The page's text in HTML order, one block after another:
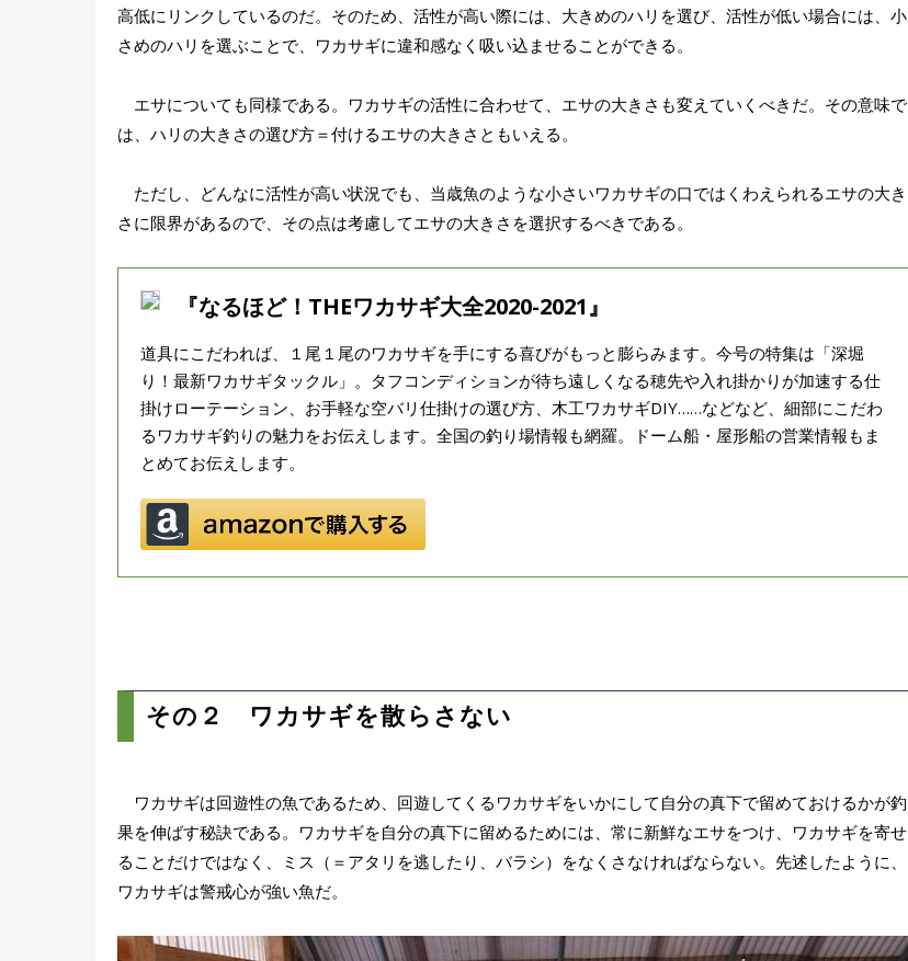
高低にリンクしているのだ。そのため、活性が高い際には、大きめのハリを選び、活性が低い場合には、小
さめのハリを選ぶことで、ワカサギに違和感なく吸い込ませることができる。
エサについても同様である。ワカサギの活性に合わせて、エサの大きさも変えていくべきだ。その意味で
は、ハリの大きさの選び方＝付けるエサの大きさともいえる。
ただし、どんなに活性が高い状況でも、当歳魚のような小さいワカサギの口ではくわえられるエサの大き
さに限界があるので、その点は考慮してエサの大きさを選択するべきである。
『なるほど！THEワカサギ大全2020-2021』
道具にこだわれば、１尾１尾のワカサギを手にする喜びがもっと膨らみます。今号の特集は「深堀
り！最新ワカサギタックル」。タフコンディションが待ち遠しくなる穂先や入れ掛かりが加速する仕
掛けローテーション、お手軽な空バリ仕掛けの選び方、木工ワカサギDIY……などなど、細部にこだわ
るワカサギ釣りの魅力をお伝えします。全国の釣り場情報も網羅。ドーム船・屋形船の営業情報もま
とめてお伝えします。
その２ ワカサギを散らさない
ワカサギは回遊性の魚であるため、回遊してくるワカサギをいかにして自分の真下で留めておけるかが釣
果を伸ばす秘訣である。ワカサギを自分の真下に留めるためには、常に新鮮なエサをつけ、ワカサギを寄せ
ることだけではなく、ミス（＝アタリを逃したり、バラシ）をなくさなければならない。先述したように、
ワカサギは警戒心が強い魚だ。